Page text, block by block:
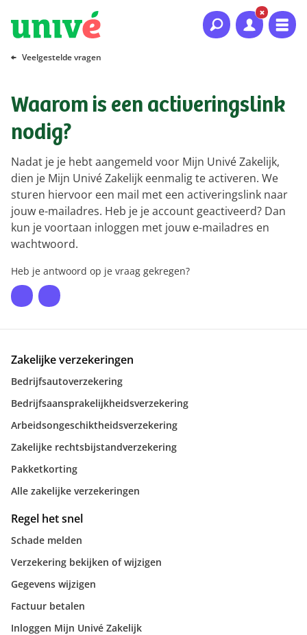
Naar hoofdinhoud
Naar hoofdnavigatie
Naar footer
Veelgestelde vragen
Waarom is een activeringslink
nodig?
Nadat je je hebt aangemeld voor Mijn Univé Zakelijk,
dien je Mijn Univé Zakelijk eenmalig te activeren. We
sturen hiervoor een mail met een activeringslink naar
jouw e-mailadres. Heb je je account geactiveerd? Dan
kun je voortaan inloggen met jouw e-mailadres en
wachtwoord.
Heb je antwoord op je vraag gekregen?
Zakelijke verzekeringen
Bedrijfsautoverzekering
Bedrijfsaansprakelijkheidsverzekering
Arbeidsongeschiktheidsverzekering
Zakelijke rechtsbijstandverzekering
Pakketkorting
Alle zakelijke verzekeringen
Regel het snel
Schade melden
Verzekering bekijken of wijzigen
Gegevens wijzigen
Factuur betalen
Inloggen Mijn Univé Zakelijk